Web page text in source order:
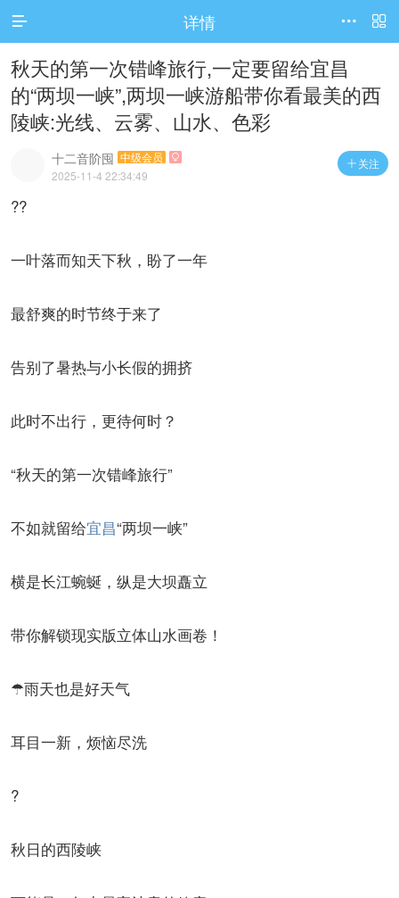
 详情 

秋天的第一次错峰旅行,一定要留给宜昌
的“两坝一峡”,两坝一峡游船带你看最美的西
陵峡:光线、云雾、山水、色彩
 关注
十二音阶囤 中级会员 
2025-11-4 22:34:49
??
一叶落而知天下秋，盼了一年
最舒爽的时节终于来了
告别了暑热与小长假的拥挤
此时不出行，更待何时？
“秋天的第一次错峰旅行”
不如就留给宜昌“两坝一峡”
横是长江蜿蜒，纵是大坝矗立
带你解锁现实版立体山水画卷！
☂雨天也是好天气
耳目一新，烦恼尽洗
?
秋日的西陵峡